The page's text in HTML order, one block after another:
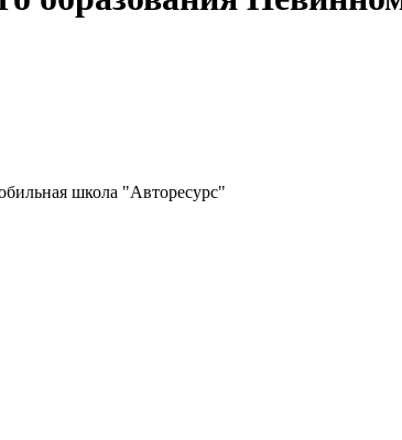
школа "Авторесурс"